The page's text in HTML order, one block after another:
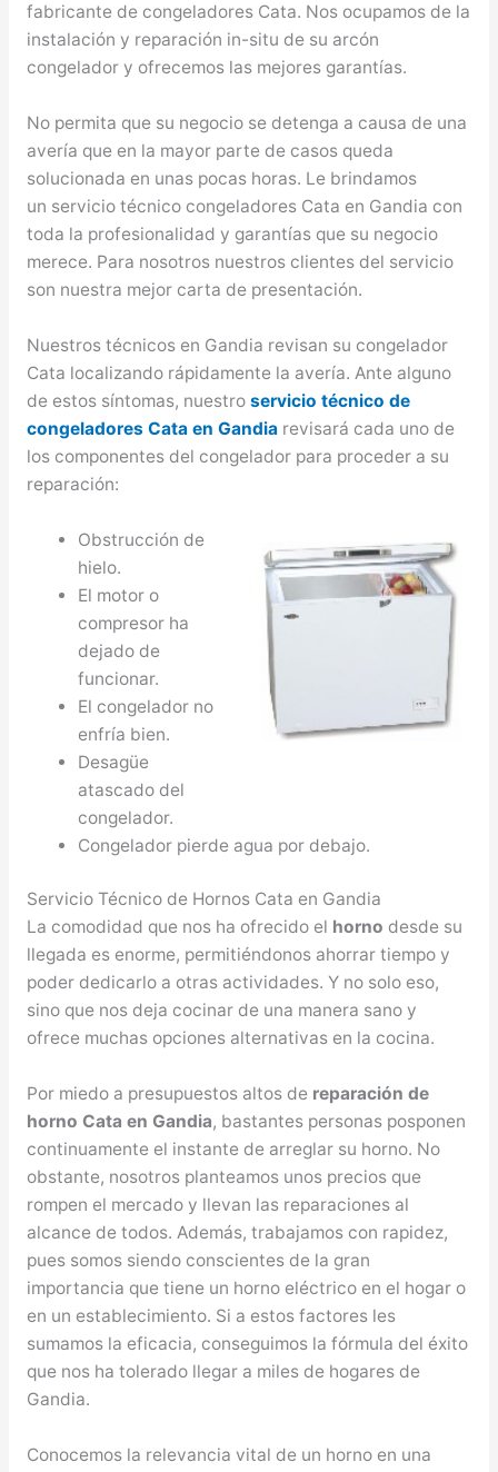
fabricante de congeladores Cata. Nos ocupamos de la
instalación y reparación in-situ de su arcón
congelador y ofrecemos las mejores garantías.
No permita que su negocio se detenga a causa de una
avería que en la mayor parte de casos queda
solucionada en unas pocas horas. Le brindamos
un servicio técnico congeladores Cata en Gandia con
toda la profesionalidad y garantías que su negocio
merece. Para nosotros nuestros clientes del servicio
son nuestra mejor carta de presentación.
Nuestros técnicos en Gandia revisan su congelador
Cata localizando rápidamente la avería. Ante alguno
de estos síntomas, nuestro servicio técnico de
congeladores Cata en Gandiarevisará cada uno de
los componentes del congelador para proceder a su
reparación:
Obstrucción de
hielo.
El motor o
compresor ha
dejado de
funcionar.
El congelador no
enfría bien.
Desagüe
atascado del
congelador.
Congelador pierde agua por debajo.
Servicio Técnico de Hornos Cata en Gandia
La comodidad que nos ha ofrecido el horno desde su
llegada es enorme, permitiéndonos ahorrar tiempo y
poder dedicarlo a otras actividades. Y no solo eso,
sino que nos deja cocinar de una manera sano y
ofrece muchas opciones alternativas en la cocina.
Por miedo a presupuestos altos de reparación de
horno Cata en Gandia, bastantes personas posponen
continuamente el instante de arreglar su horno. No
obstante, nosotros planteamos unos precios que
rompen el mercado y llevan las reparaciones al
alcance de todos. Además, trabajamos con rapidez,
pues somos siendo conscientes de la gran
importancia que tiene un horno eléctrico en el hogar o
en un establecimiento. Si a estos factores les
sumamos la eficacia, conseguimos la fórmula del éxito
que nos ha tolerado llegar a miles de hogares de
Gandia.
Conocemos la relevancia vital de un horno en una